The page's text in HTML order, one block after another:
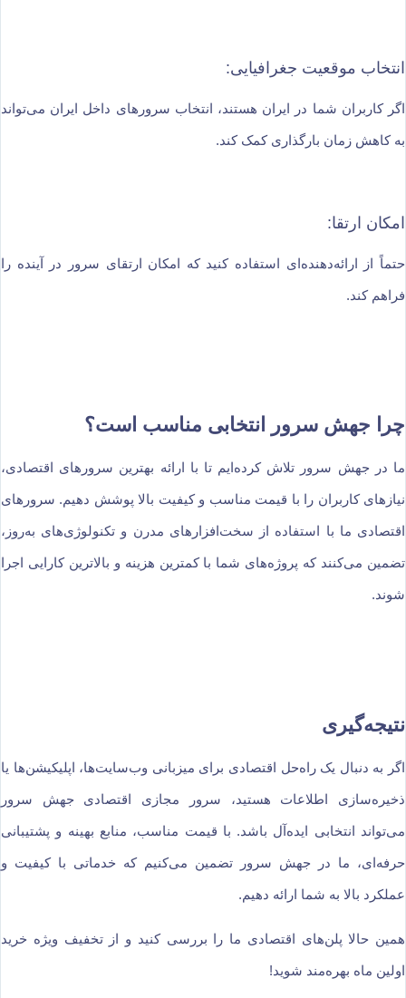
انتخاب موقعیت جغرافیایی:
اگر کاربران شما در ایران هستند، انتخاب سرورهای داخل ایران می‌تواند
به کاهش زمان بارگذاری کمک کند.
امکان ارتقا:
حتماً از ارائه‌دهنده‌ای استفاده کنید که امکان ارتقای سرور در آینده را
فراهم کند.
چرا جهش سرور انتخابی مناسب است؟
ما در جهش سرور تلاش کرده‌ایم تا با ارائه بهترین سرورهای اقتصادی،
نیازهای کاربران را با قیمت مناسب و کیفیت بالا پوشش دهیم. سرورهای
اقتصادی ما با استفاده از سخت‌افزارهای مدرن و تکنولوژی‌های به‌روز،
تضمین می‌کنند که پروژه‌های شما با کمترین هزینه و بالاترین کارایی اجرا
شوند.
نتیجه‌گیری
اگر به دنبال یک راه‌حل اقتصادی برای میزبانی وب‌سایت‌ها، اپلیکیشن‌ها یا
ذخیره‌سازی اطلاعات هستید، سرور مجازی اقتصادی جهش سرور
می‌تواند انتخابی ایده‌آل باشد. با قیمت مناسب، منابع بهینه و پشتیبانی
حرفه‌ای، ما در جهش سرور تضمین می‌کنیم که خدماتی با کیفیت و
عملکرد بالا به شما ارائه دهیم.
همین حالا پلن‌های اقتصادی ما را بررسی کنید و از تخفیف ویژه خرید
اولین ماه بهره‌مند شوید!